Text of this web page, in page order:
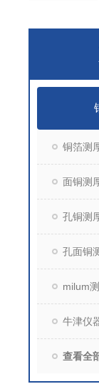
铜箔测
面铜测
孔铜测
孔面铜
milum
牛津仪
查看全